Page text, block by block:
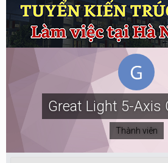
Great Light 5-Axis
Thành viên